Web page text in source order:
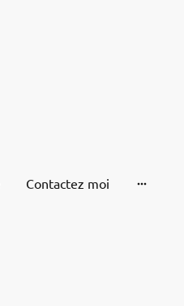
Contactez moi